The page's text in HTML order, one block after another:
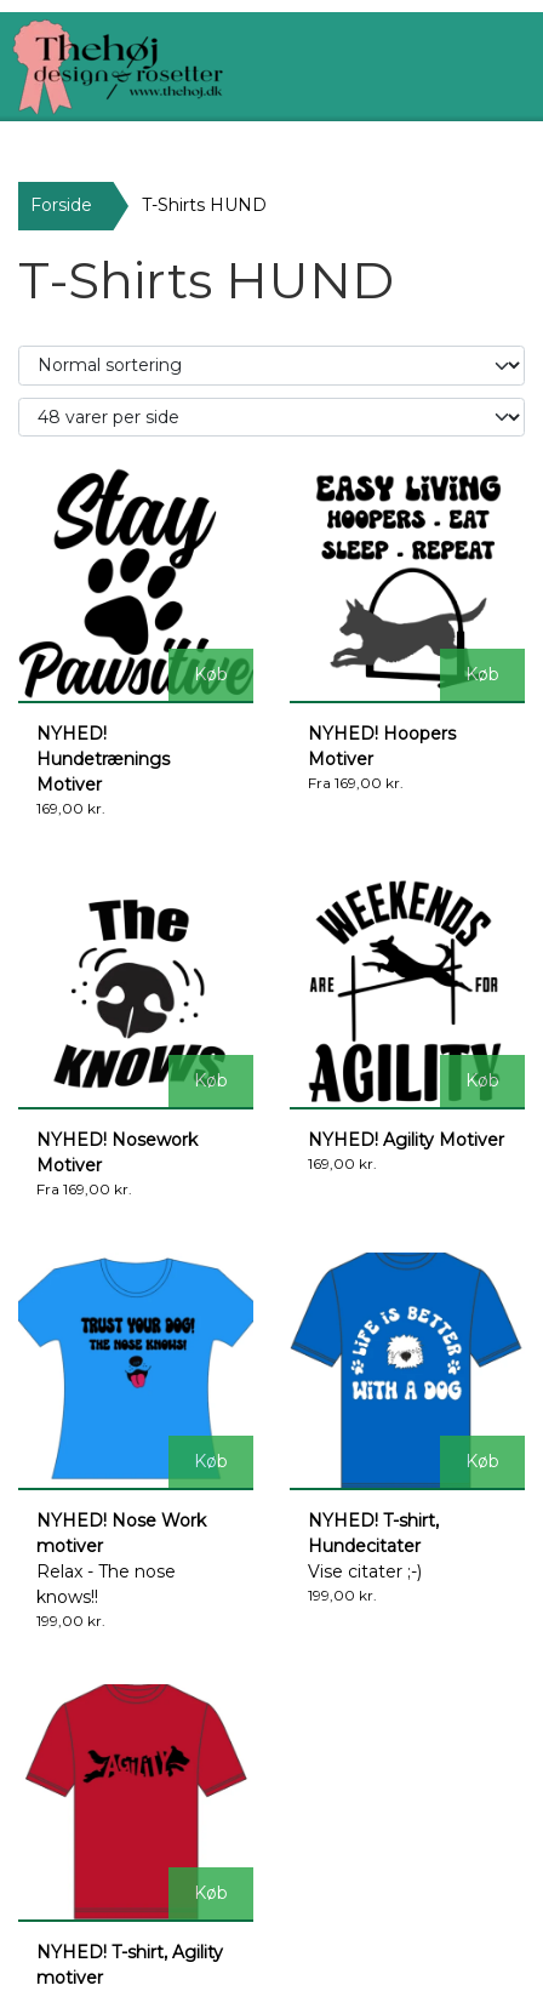
Forside T-Shirts HUND
T-Shirts HUND
Køb
NYHED!
Hundetrænings
Motiver
169,00 kr.
Køb
NYHED! Hoopers
Motiver
Fra 169,00 kr.
Køb
NYHED! Nosework
Motiver
Fra 169,00 kr.
Køb
NYHED! Agility Motiver
169,00 kr.
Køb
NYHED! Nose Work
motiver
Relax - The nose
knows!!
199,00 kr.
Køb
NYHED! T-shirt,
Hundecitater
Vise citater ;-)
199,00 kr.
Køb
NYHED! T-shirt, Agility
motiver